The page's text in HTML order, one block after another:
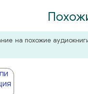
на похожие